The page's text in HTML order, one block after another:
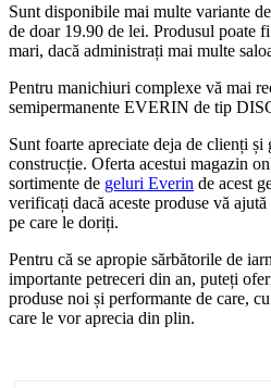
Sunt disponibile mai multe variante
de doar 19.90 de lei. Produsul poate
mari, dacă administrați mai multe
Pentru manichiuri complexe vă mai
semipermanente EVERIN de tip
Sunt foarte apreciate deja de clienți
construcție. Oferta acestui magazin
sortimente de geluri Everin de acest
verificați dacă aceste produse vă
pe care le doriți.
Pentru că se apropie sărbătorile de
importante petreceri din an, puteți
produse noi și performante de care,
care le vor aprecia din plin.